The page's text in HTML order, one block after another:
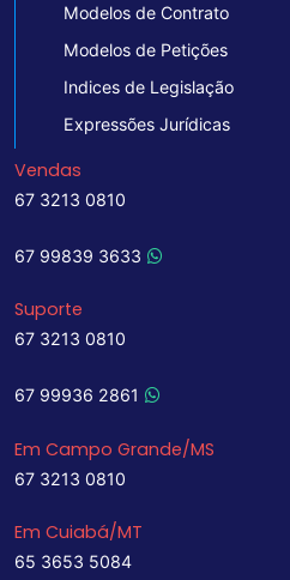
Modelos de Contrato
Modelos de Petições
Indices de Legislação
Expressões Jurídicas
Vendas
67 3213 0810
67 99839 3633
Suporte
67 3213 0810
67 99936 2861
Em Campo Grande/MS
67 3213 0810
Em Cuiabá/MT
65 3653 5084